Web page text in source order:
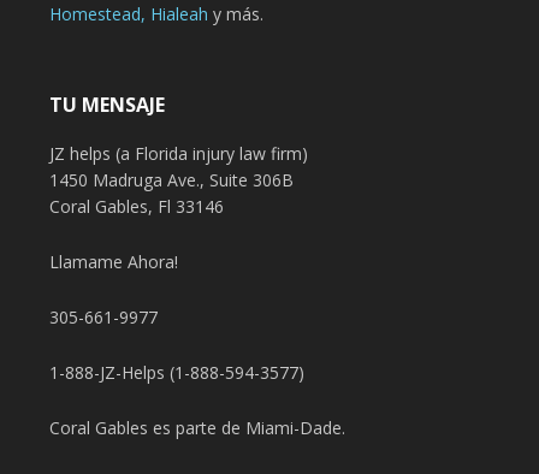
Homestead, Hialeah y más.
TU MENSAJE
JZ helps (a Florida injury law firm)
1450 Madruga Ave., Suite 306B
Coral Gables, Fl 33146
Llamame Ahora!
305-661-9977
1-888-JZ-Helps (1-888-594-3577)
Coral Gables es parte de Miami-Dade.